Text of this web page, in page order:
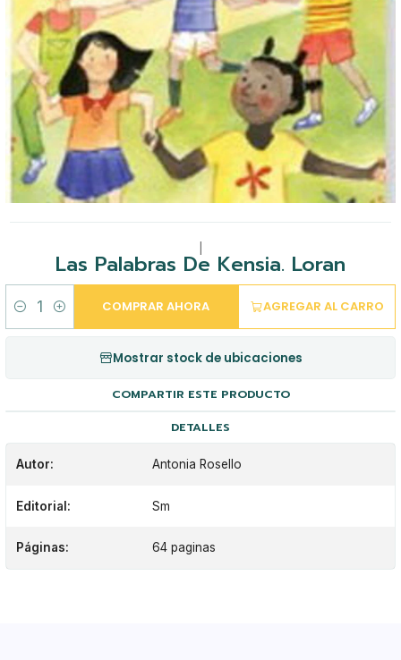
Las Palabras De Kensia. Loran
Cantidad
AGREGAR AL CARRO
COMPRAR AHORA
Mostrar stock de ubicaciones
COMPARTIR ESTE PRODUCTO
DETALLES
Autor: Antonia Rosello
Editorial: Sm
Páginas: 64 paginas